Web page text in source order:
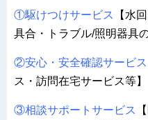
①駆けつけサービス
【水
具合・トラブル/照明器具
②安心・安全確認サービス
ス・訪問在宅サービス等】
③相談サポートサービス